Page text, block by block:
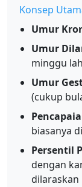
Konsep
Umur
Umur
minggu
Umur
(cukup
biasanya
Persentil
dengan
dilaraskan